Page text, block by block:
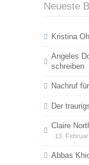
Neueste
Kristina
Angeles
schreiben
Nachruf
Der
Claire
13.
Abbas